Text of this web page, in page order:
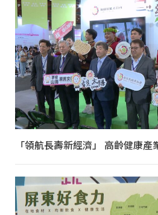
「領航長壽新經濟」 高齡健康產